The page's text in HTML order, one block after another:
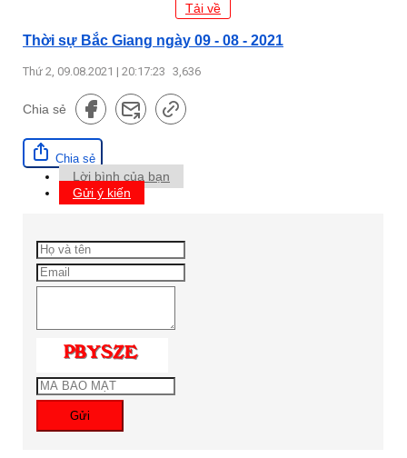
Tải về
Thời sự Bắc Giang ngày 09 - 08 - 2021
Thứ 2, 09.08.2021 | 20:17:23 3,636
Chia sẻ
Chia sẻ
Lời bình của bạn
Gửi ý kiến
Gửi